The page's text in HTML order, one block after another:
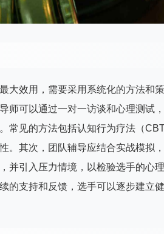
大效用，需要采用系统化的方法和
师可以通过一对一访谈和心理测试
常见的方法包括认知行为疗法（
。其次，团队辅导应结合实战模拟
并引入压力情境，以检验选手的心
的支持和反馈，选手可以逐步建立